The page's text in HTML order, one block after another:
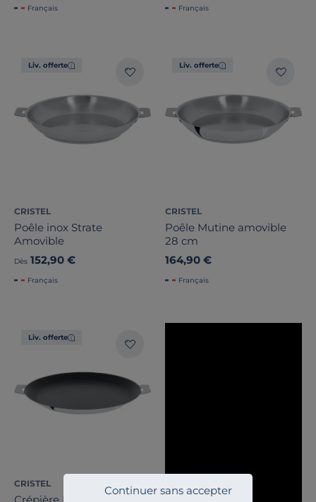
Continuer sans accepter
Français Français
Liv. offerte
CRISTEL
Poêle inox Strate
Amovible
Dès 152,90 €
Français
Liv. offerte
CRISTEL
Poêle Mutine amovible
28 cm
164,90 €
Français
Liv. offerte
CRISTEL